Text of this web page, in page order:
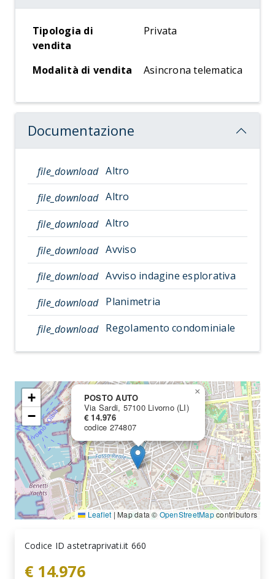
Tipologia di
vendita
Privata
Modalità di vendita Asincrona telematica
Documentazione
file_download Altro
file_download Altro
file_download Altro
file_download Avviso
file_download Avviso indagine esplorativa
file_download Planimetria
file_download Regolamento condominiale
POSTO AUTO
Via Sardi, 57100 Livorno (LI)
€ 14.976
codice 274807
×
+
−
Leaflet | Map data © OpenStreetMapcontributors
Codice ID astetraprivati.it 660
€ 14.976